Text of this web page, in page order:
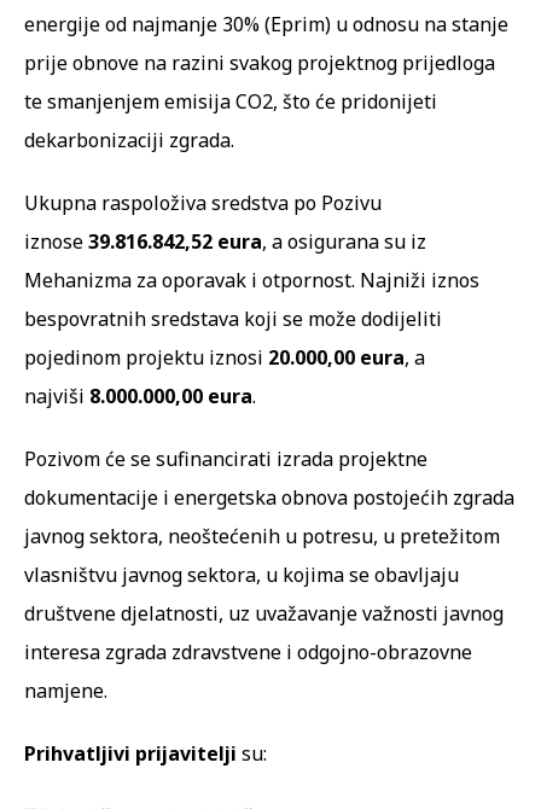
energije od najmanje 30% (Eprim) u odnosu na stanje
prije obnove na razini svakog projektnog prijedloga
te smanjenjem emisija CO2, što će pridonijeti
dekarbonizaciji zgrada.
Ukupna raspoloživa sredstva po Pozivu
iznose39.816.842,52 eura, a osigurana su iz
Mehanizma za oporavak i otpornost. Najniži iznos
bespovratnih sredstava koji se može dodijeliti
pojedinom projektu iznosi 20.000,00 eura, a
najviši 8.000.000,00 eura.
Pozivom će se sufinancirati izrada projektne
dokumentacije i energetska obnova postojećih zgrada
javnog sektora, neoštećenih u potresu, u pretežitom
vlasništvu javnog sektora, u kojima se obavljaju
društvene djelatnosti, uz uvažavanje važnosti javnog
interesa zgrada zdravstvene i odgojno-obrazovne
namjene.
Prihvatljivi prijavitelji su: